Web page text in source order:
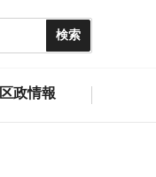
区政情報